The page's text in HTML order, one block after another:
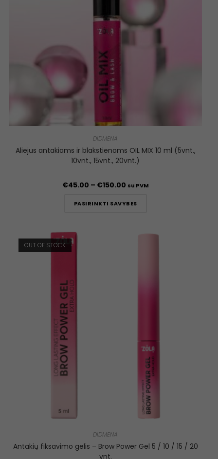
DIDMENA
Aliejus antakiams ir blakstienoms OIL MIX 10 ml (5vnt.,
10vnt., 15vnt., 20vnt.)
€45.00 – €150.00 su PVM
PASIRINKTI SAVYBES
OUT OF STOCK
DIDMENA
Antakių fiksavimo gelis – Brow Power Gel 5 / 10 / 15 / 20
vnt.